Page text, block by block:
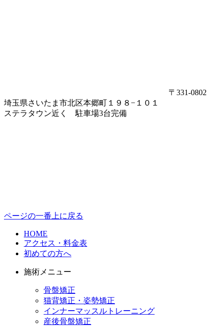
〒331-0802
埼玉県さいたま市北区本郷町１９８−１０１
ステラタウン近く 駐車場3台完備
ページの一番上に戻る
HOME
アクセス・料金表
初めての方へ
施術メニュー
骨盤矯正
猫背矯正・姿勢矯正
インナーマッスルトレーニング
産後骨盤矯正